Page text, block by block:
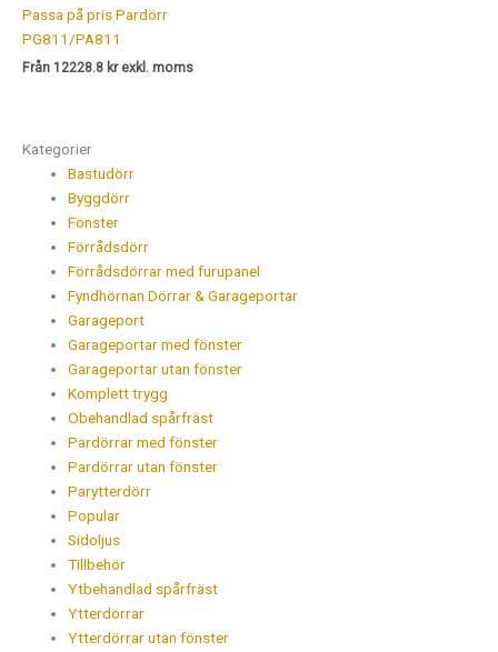
Passa på pris Pardörr
PG811/PA811
Från 12228.8 kr exkl. moms
Kategorier
Bastudörr
Byggdörr
Fönster
Förrådsdörr
Förrådsdörrar med furupanel
Fyndhörnan Dörrar & Garageportar
Garageport
Garageportar med fönster
Garageportar utan fönster
Komplett trygg
Obehandlad spårfräst
Pardörrar med fönster
Pardörrar utan fönster
Parytterdörr
Popular
Sidoljus
Tillbehör
Ytbehandlad spårfräst
Ytterdörrar
Ytterdörrar utan fönster